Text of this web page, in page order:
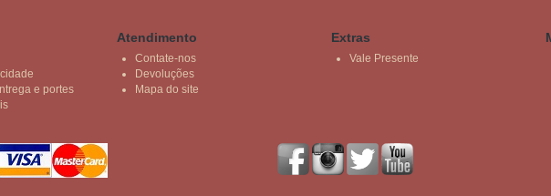
e portes
Atendimento
Contate-nos
Devoluções
Mapa do site
Extras
Vale Presente